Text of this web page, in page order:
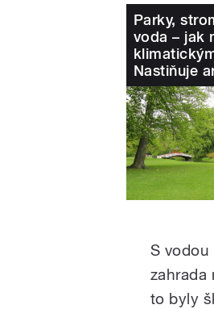
Parky,
voda – jak
Nastiňuje
S vodou
zahrada
to byly